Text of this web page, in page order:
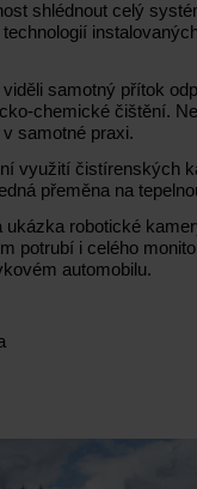
shlédnout celý
samotný přítok
chemické čištění.
samotné praxi.
využití čistírenských
přeměna na
ukázka robotické
potrubí i celého
automobilu.